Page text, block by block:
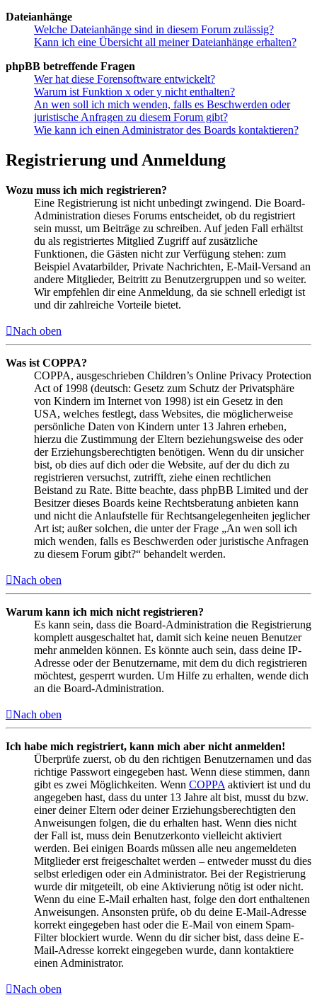
Dateianhänge
Welche Dateianhänge sind in diesem Forum zulässig?
Kann ich eine Übersicht all meiner Dateianhänge erhalten?
phpBB betreffende Fragen
Wer hat diese Forensoftware entwickelt?
Warum ist Funktion x oder y nicht enthalten?
An wen soll ich mich wenden, falls es Beschwerden oder
juristische Anfragen zu diesem Forum gibt?
Wie kann ich einen Administrator des Boards kontaktieren?
Registrierung und Anmeldung
Wozu muss ich mich registrieren?
Eine Registrierung ist nicht unbedingt zwingend. Die Board-
Administration dieses Forums entscheidet, ob du registriert
sein musst, um Beiträge zu schreiben. Auf jeden Fall erhältst
du als registriertes Mitglied Zugriff auf zusätzliche
Funktionen, die Gästen nicht zur Verfügung stehen: zum
Beispiel Avatarbilder, Private Nachrichten, E-Mail-Versand an
andere Mitglieder, Beitritt zu Benutzergruppen und so weiter.
Wir empfehlen dir eine Anmeldung, da sie schnell erledigt ist
und dir zahlreiche Vorteile bietet.
Nach oben
Was ist COPPA?
COPPA, ausgeschrieben Children’s Online Privacy Protection
Act of 1998 (deutsch: Gesetz zum Schutz der Privatsphäre
von Kindern im Internet von 1998) ist ein Gesetz in den
USA, welches festlegt, dass Websites, die möglicherweise
persönliche Daten von Kindern unter 13 Jahren erheben,
hierzu die Zustimmung der Eltern beziehungsweise des oder
der Erziehungsberechtigten benötigen. Wenn du dir unsicher
bist, ob dies auf dich oder die Website, auf der du dich zu
registrieren versuchst, zutrifft, ziehe einen rechtlichen
Beistand zu Rate. Bitte beachte, dass phpBB Limited und der
Besitzer dieses Boards keine Rechtsberatung anbieten kann
und nicht die Anlaufstelle für Rechtsangelegenheiten jeglicher
Art ist; außer solchen, die unter der Frage „An wen soll ich
mich wenden, falls es Beschwerden oder juristische Anfragen
zu diesem Forum gibt?“ behandelt werden.
Nach oben
Warum kann ich mich nicht registrieren?
Es kann sein, dass die Board-Administration die Registrierung
komplett ausgeschaltet hat, damit sich keine neuen Benutzer
mehr anmelden können. Es könnte auch sein, dass deine IP-
Adresse oder der Benutzername, mit dem du dich registrieren
möchtest, gesperrt wurden. Um Hilfe zu erhalten, wende dich
an die Board-Administration.
Nach oben
Ich habe mich registriert, kann mich aber nicht anmelden!
Überprüfe zuerst, ob du den richtigen Benutzernamen und das
richtige Passwort eingegeben hast. Wenn diese stimmen, dann
gibt es zwei Möglichkeiten. Wenn COPPA aktiviert ist und du
angegeben hast, dass du unter 13 Jahre alt bist, musst du bzw.
einer deiner Eltern oder deiner Erziehungsberechtigten den
Anweisungen folgen, die du erhalten hast. Wenn dies nicht
der Fall ist, muss dein Benutzerkonto vielleicht aktiviert
werden. Bei einigen Boards müssen alle neu angemeldeten
Mitglieder erst freigeschaltet werden – entweder musst du dies
selbst erledigen oder ein Administrator. Bei der Registrierung
wurde dir mitgeteilt, ob eine Aktivierung nötig ist oder nicht.
Wenn du eine E-Mail erhalten hast, folge den dort enthaltenen
Anweisungen. Ansonsten prüfe, ob du deine E-Mail-Adresse
korrekt eingegeben hast oder die E-Mail von einem Spam-
Filter blockiert wurde. Wenn du dir sicher bist, dass deine E-
Mail-Adresse korrekt eingegeben wurde, dann kontaktiere
einen Administrator.
Nach oben